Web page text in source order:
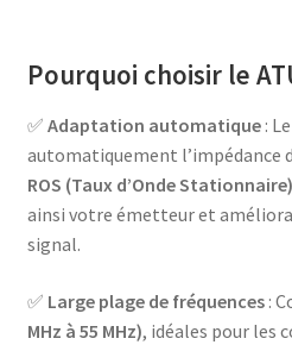
Pourquoi choisir le
✅ Adaptation automatique:
automatiquement l’impédance
ROS (Taux d’Onde
ainsi votre émetteur et
signal.
✅ Large plage de fréquences:
MHz à 55 MHz), idéales pour les